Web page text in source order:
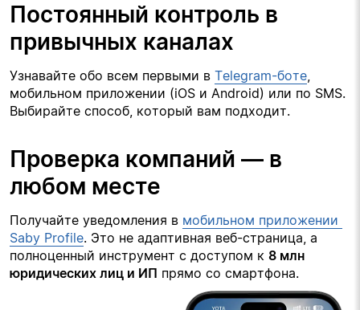
Постоянный контроль в
привычных каналах
Узнавайте обо всем первыми в Telegram-боте,
мобильном приложении (iOS и Android) или по SMS.
Выбирайте способ, который вам подходит.
Проверка компаний — в
любом месте
Получайте уведомления в мобильном приложении
Saby Profile. Это не адаптивная веб-страница, а
полноценный инструмент с доступом к 8 млн
юридических лиц и ИП прямо со смартфона.